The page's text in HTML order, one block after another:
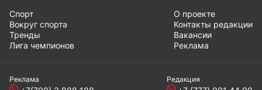
Спорт
Вокруг спорта
Тренды
Лига чемпионов
О проекте
Контакты редакции
Вакансии
Реклама
Реклама Редакция